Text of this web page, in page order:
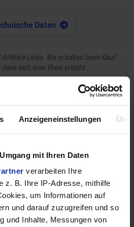
Anzeigeneinstellungen
mit Ihren Daten
verarbeiten Ihre
z. B. Ihre IP-Adresse, mithilfe
um Informationen auf
und darauf zuzugreifen und so
und Inhalte, Messungen von
Daten
Links. Wir erhalten beim Kauf
sich euer Preis erhöht.
Vergleichen
Gaming PC mit RTX 5070